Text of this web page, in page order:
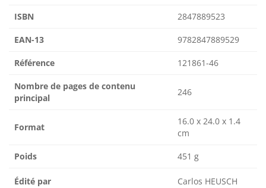
ISBN 2847889523
EAN-13 9782847889529
Référence 121861-46
Nombre de pages de contenu
principal
246
Format
16.0 x 24.0 x 1.4
cm
Poids 451 g
Édité par Carlos HEUSCH